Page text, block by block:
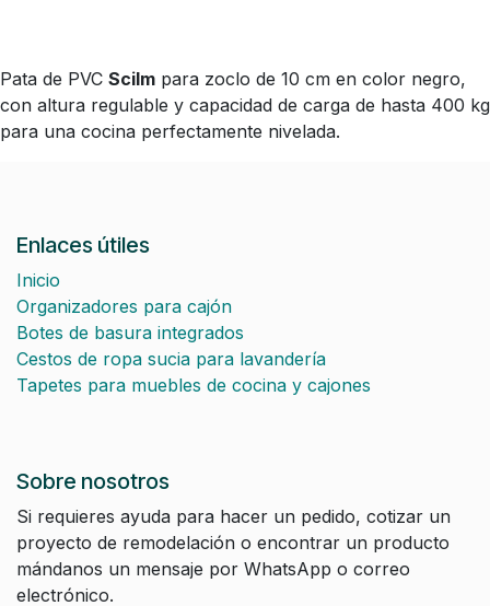
Pata de PVC Scilm para zoclo de 10 cm en color negro,
con altura regulable y capacidad de carga de hasta 400 kg
para una cocina perfectamente nivelada.
Enlaces útiles
Inicio
Organizadores para cajón
Botes de basura integrados
Cestos de ropa sucia para lavandería
Tapetes para muebles de cocina y cajones
Sobre nosotros
Si requieres ayuda para hacer un pedido, cotizar un
proyecto de remodelación o encontrar un producto
mándanos un mensaje por WhatsApp o correo
electrónico.